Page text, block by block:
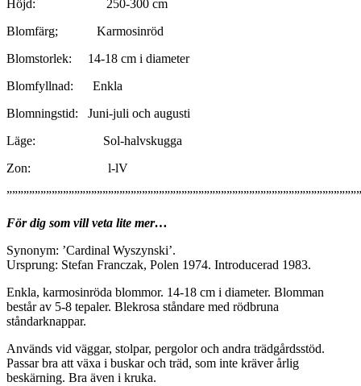
Höjd: 250-300 cm
Blomfärg; Karmosinröd
Blomstorlek: 14-18 cm i diameter
Blomfyllnad: Enkla
Blomningstid: Juni-juli och augusti
Läge: Sol-halvskugga
Zon: l-lV
För dig som vill veta lite mer…
Synonym: ’Cardinal Wyszynski’.
Ursprung: Stefan Franczak, Polen 1974. Introducerad 1983.
Enkla, karmosinröda blommor. 14-18 cm i diameter. Blomman
består av 5-8 tepaler. Blekrosa ståndare med rödbruna
ståndarknappar.
Används vid väggar, stolpar, pergolor och andra trädgårdsstöd.
Passar bra att växa i buskar och träd, som inte kräver årlig
beskärning. Bra även i kruka.